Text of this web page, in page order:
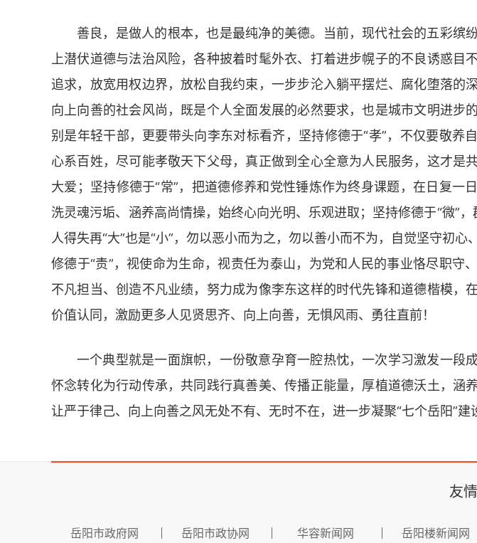
善良，是做人的根本，也是最纯净的美德。当前，现代社会的五彩缤
上潜伏道德与法治风险，各种披着时髦外衣、打着进步幌子的不良诱惑目
追求，放宽用权边界，放松自我约束，一步步沦入躺平摆烂、腐化堕落的
向上向善的社会风尚，既是个人全面发展的必然要求，也是城市文明进步
别是年轻干部，更要带头向李东对标看齐，坚持修德于“孝”，不仅要敬养
心系百姓，尽可能孝敬天下父母，真正做到全心全意为人民服务，这才是
大爱；坚持修德于“常”，把道德修养和党性锤炼作为终身课题，在日复一
洗灵魂污垢、涵养高尚情操，始终心向光明、乐观进取；坚持修德于“微”，
人得失再“大”也是“小”，勿以恶小而为之，勿以善小而不为，自觉坚守初心
修德于“责”，视使命为生命，视责任为泰山，为党和人民的事业恪尽职守
不凡担当、创造不凡业绩，努力成为像李东这样的时代先锋和道德楷模，
价值认同，激励更多人见贤思齐、向上向善，无惧风雨、勇往直前！
一个典型就是一面旗帜，一份敬意孕育一腔热忱，一次学习激发一段
怀念转化为行动传承，共同践行真善美、传播正能量，厚植道德沃土，涵
让严于律己、向上向善之风无处不有、无时不在，进一步凝聚“七个岳阳”建
友
岳阳市政府网 岳阳市政协网 华容新闻网 岳阳楼新闻网